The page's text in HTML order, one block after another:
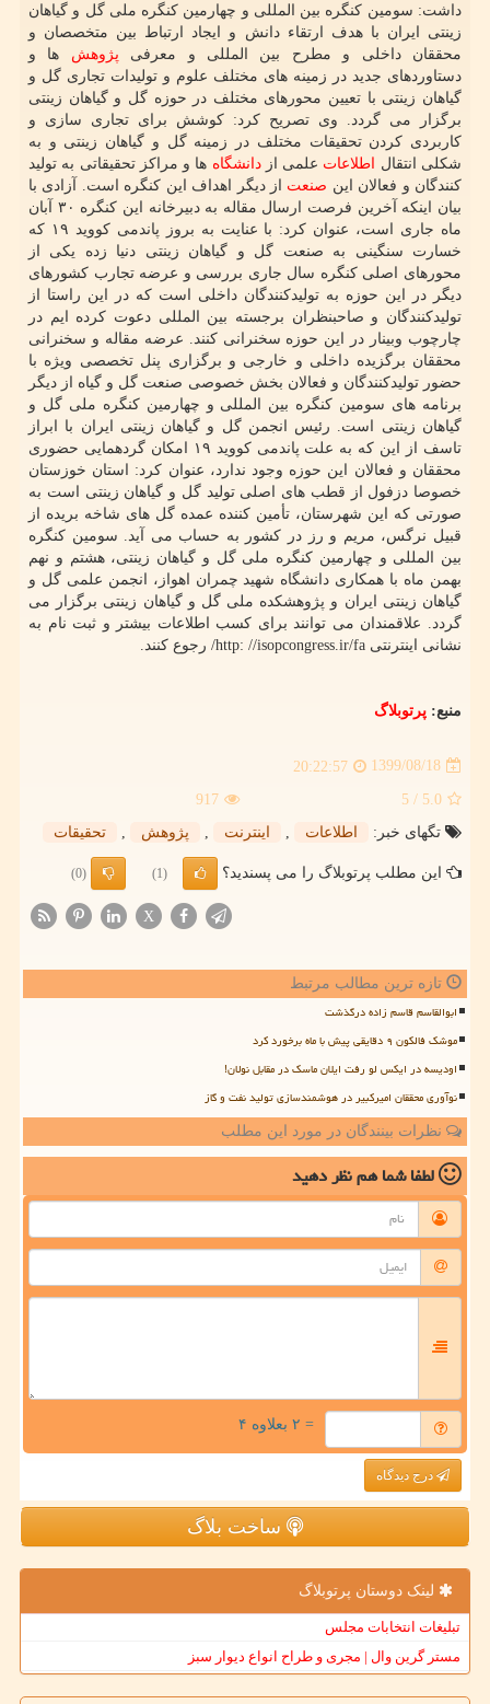
داشت: سومین کنگره بین المللی و چهارمین کنگره ملی گل و گیاهان
زینتی ایران با هدف ارتقاء دانش و ایجاد ارتباط بین متخصصان و
محققان داخلی و مطرح بین المللی و معرفی پژوهش ها و
دستاوردهای جدید در زمینه های مختلف علوم و تولیدات تجاری گل و
گیاهان زینتی با تعیین محورهای مختلف در حوزه گل و گیاهان زینتی
برگزار می گردد. وی تصریح کرد: کوشش برای تجاری سازی و
کاربردی کردن تحقیقات مختلف در زمینه گل و گیاهان زینتی و به
شکلی انتقال
اطلاعات علمی ازدانشگاه ها و مراکز تحقیقاتی به تولید
کنندگان و فعالان این صنعت از دیگر اهداف این کنگره است. آزادی با
بیان اینکه آخرین فرصت ارسال مقاله به دبیرخانه این کنگره ۳۰ آبان
ماه جاری است، عنوان کرد: با عنایت به بروز پاندمی کووید ۱۹ که
خسارت سنگینی به صنعت گل و گیاهان زینتی دنیا زده یکی از
محورهای اصلی کنگره سال جاری بررسی و عرضه تجارب کشورهای
دیگر در این حوزه به تولیدکنندگان داخلی است که در این راستا از
تولیدکنندگان و صاحبنظران برجسته بین المللی دعوت کرده ایم در
چارچوب وبینار در این حوزه سخنرانی کنند. عرضه مقاله و سخنرانی
محققان برگزیده داخلی و خارجی و برگزاری پنل تخصصی ویژه با
حضور تولیدکنندگان و فعالان بخش خصوصی صنعت گل و گیاه از دیگر
برنامه های سومین کنگره بین المللی و چهارمین کنگره ملی گل و
گیاهان زینتی است. رئیس انجمن گل و گیاهان زینتی ایران با ابراز
تاسف از این که به علت پاندمی کووید ۱۹ امکان گردهمایی حضوری
محققان و فعالان این حوزه وجود ندارد، عنوان کرد: استان خوزستان
خصوصا دزفول از قطب های اصلی تولید گل و گیاهان زینتی است به
صورتی که این شهرستان، تأمین کننده عمده گل های شاخه بریده از
قبیل نرگس، مریم و رز در کشور به حساب می آید. سومین کنگره
بین المللی و چهارمین کنگره ملی گل و گیاهان زینتی، هشتم و نهم
بهمن ماه با همکاری دانشگاه شهید چمران اهواز، انجمن علمی گل و
گیاهان زینتی ایران و پژوهشکده ملی گل و گیاهان زینتی برگزار می
گردد. علاقمندان می توانند برای کسب اطلاعات بیشتر و ثبت نام به
نشانی اینترنتی http: //isopcongress.ir/fa/ رجوع کنند.
منبع: پرتوبلاگ
1399/08/18
20:22:57
5.0
/ 5
917
تگهای خبر:
اطلاعات اینترنت پژوهش تحقیقات
این مطلب پرتوبلاگ را می پسندید؟ (1)
(0)
X
تازه ترین مطالب مرتبط
ابوالقاسم قاسم زاده درگذشت
موشک فالکون ۹ دقایقی پیش با ماه برخورد کرد
اودیسه در ایکس لو رفت ایلان ماسک در مقابل نولان!
نوآوری محققان امیرکبیر در هوشمندسازی تولید نفت و گاز
نظرات بینندگان در مورد این مطلب
لطفا شما همنظر دهید
= ۲ بعلاوه ۴
درج دیدگاه
ساخت بلاگ
لینک دوستان پرتوبلاگ
تبلیغات انتخابات مجلس
مستر گرین وال | مجری و طراح انواع دیوار سبز